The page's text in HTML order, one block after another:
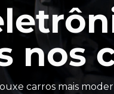
nos
carros mais